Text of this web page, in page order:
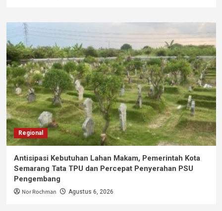
Regional
Antisipasi Kebutuhan Lahan Makam, Pemerintah Kota
Semarang Tata TPU dan Percepat Penyerahan PSU
Pengembang
Nor Rochman Agustus 6, 2026